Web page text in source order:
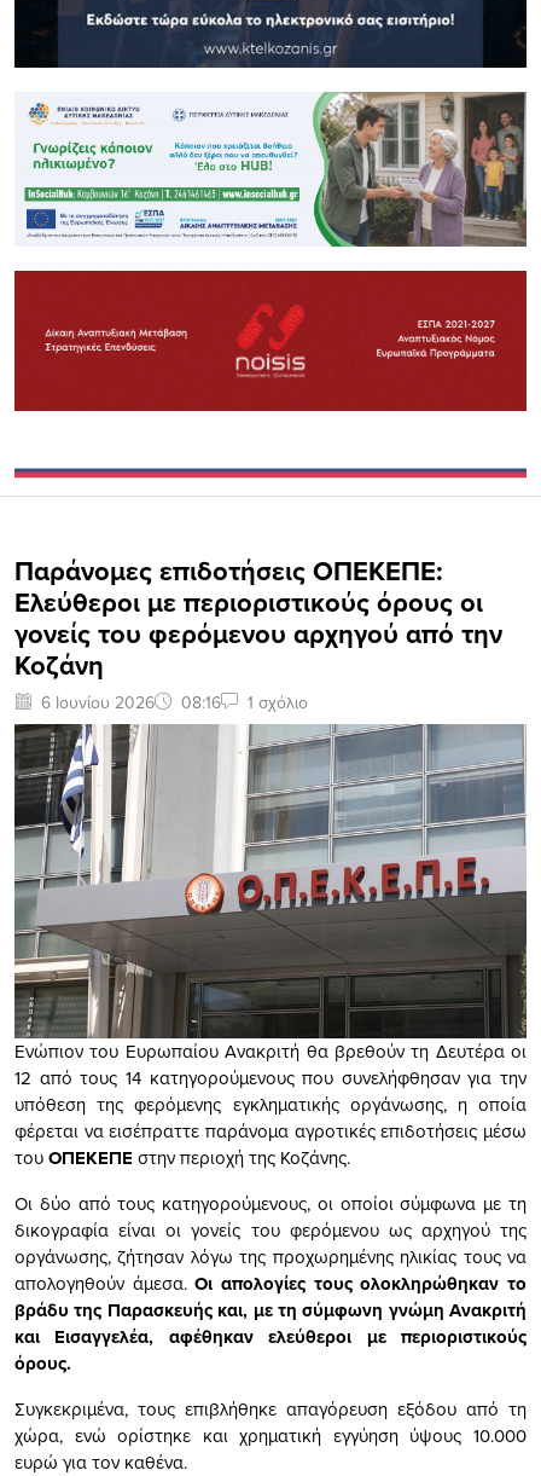
Παράνομες επιδοτήσεις ΟΠΕΚΕΠΕ:
Ελεύθεροι με περιοριστικούς όρους οι
γονείς του φερόμενου αρχηγού από την
Κοζάνη
6 Ιουνίου 2026 08:16 1 σχόλιο
Ενώπιον του Ευρωπαίου Ανακριτή θα βρεθούν τη Δευτέρα οι
12 από τους 14 κατηγορούμενους που συνελήφθησαν για την
υπόθεση της φερόμενης εγκληματικής οργάνωσης, η οποία
φέρεται να εισέπραττε παράνομα αγροτικές επιδοτήσεις μέσω
τουΟΠΕΚΕΠΕ στην περιοχή της Κοζάνης.
Οι δύο από τους κατηγορούμενους, οι οποίοι σύμφωνα με τη
δικογραφία είναι οι γονείς του φερόμενου ως αρχηγού της
οργάνωσης, ζήτησαν λόγω της προχωρημένης ηλικίας τους να
απολογηθούν άμεσα.Οι απολογίες τους ολοκληρώθηκαν το
βράδυ της Παρασκευής και, με τη σύμφωνη γνώμη Ανακριτή
και Εισαγγελέα, αφέθηκαν ελεύθεροι με περιοριστικούς
όρους.
Συγκεκριμένα, τους επιβλήθηκε απαγόρευση εξόδου από τη
χώρα, ενώ ορίστηκε και χρηματική εγγύηση ύψους 10.000
ευρώ για τον καθένα.